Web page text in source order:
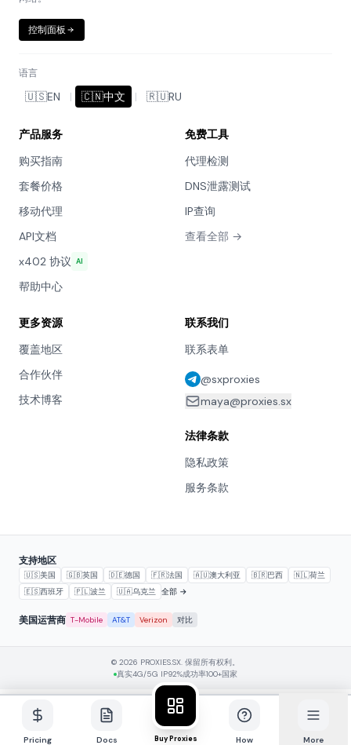
控制面板
语言
🇺🇸EN | 🇨🇳中文 | 🇷🇺RU
产品服务
购买指南
套餐价格
移动代理
API文档
x402 协议 AI
帮助中心
免费工具
代理检测
DNS泄露测试
IP查询
查看全部 →
更多资源
覆盖地区
合作伙伴
技术博客
联系我们
联系表单
@sxproxies
maya@proxies.sx
法律条款
隐私政策
服务条款
支持地区
🇺🇸美国 🇬🇧英国 🇩🇪德国 🇫🇷法国 🇦🇺澳大利亚 🇧🇷巴西 🇳🇱荷兰
🇪🇸西班牙 🇵🇱波兰 🇺🇦乌克兰 全部 →
美国运营商 T-Mobile AT&T Verizon 对比
© 2026 PROXIES.SX. 保留所有权利。
真实4G/5G IP92%成功率100+国家
Pricing Docs Buy Proxies How More